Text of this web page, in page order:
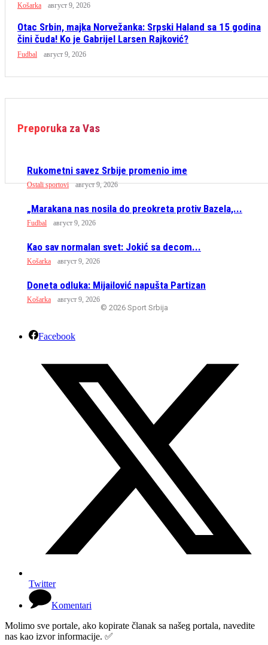
Košarka август 9, 2026
Otac Srbin, majka Norvežanka: Srpski Haland sa 15 godina
čini čuda! Ko je Gabrijel Larsen Rajković?
Fudbal август 9, 2026
Preporuka za Vas
Rukometni savez Srbije promenio ime
Ostali sportovi август 9, 2026
„Marakana nas nosila do preokreta protiv Bazela,...
Fudbal август 9, 2026
Kao sav normalan svet: Jokić sa decom...
Košarka август 9, 2026
Doneta odluka: Mijailović napušta Partizan
Košarka август 9, 2026
© 2026 Sport Srbija
Facebook
Twitter
Komentari
Molimo sve portale, ako kopirate članak sa našeg portala, navedite
nas kao izvor informacije. ✅